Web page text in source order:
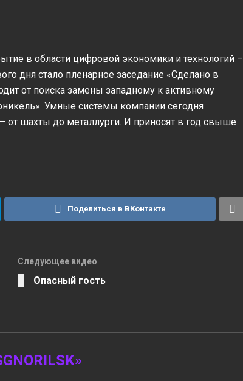
в области цифровой экономики и технологий –
дня стало пленарное заседание «Сделано в
от поиска замены западному к активному
Умные системы компании сегодня
от шахты до металлурги. И приносят в год свыше
Поделиться в ВКонтакте
Следующее видео
Опасный гость